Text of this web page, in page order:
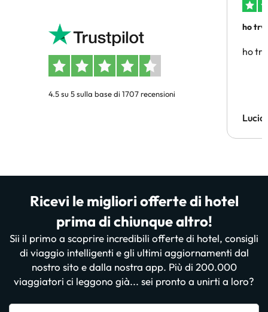
4.5 su 5 sulla base di 1707 recensioni
ho
ho
Lucia
Ricevi le migliori offerte di hotel
prima di chiunque altro!
Sii il primo a scoprire incredibili offerte di hotel, consigli
di viaggio intelligenti e gli ultimi aggiornamenti dal
nostro sito e dalla nostra app. Più di 200.000
viaggiatori ci leggono già... sei pronto a unirti a loro?